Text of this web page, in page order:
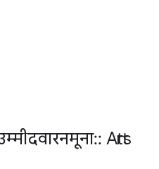
:: Attrs